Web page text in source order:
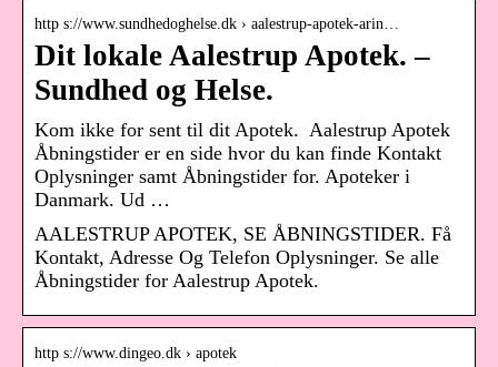
http s://www.sundhedoghelse.dk › aalestrup-apotek-arin…
Dit lokale Aalestrup Apotek. –
Sundhed og Helse.
Kom ikke for sent til dit Apotek. ​ Aalestrup Apotek
Åbningstider er en side hvor du kan finde Kontakt
Oplysninger samt Åbningstider for. Apoteker i
Danmark. Ud …
AALESTRUP APOTEK, SE ÅBNINGSTIDER. Få
Kontakt, Adresse Og Telefon Oplysninger. Se alle
Åbningstider for Aalestrup Apotek.
http s://www.dingeo.dk › apotek